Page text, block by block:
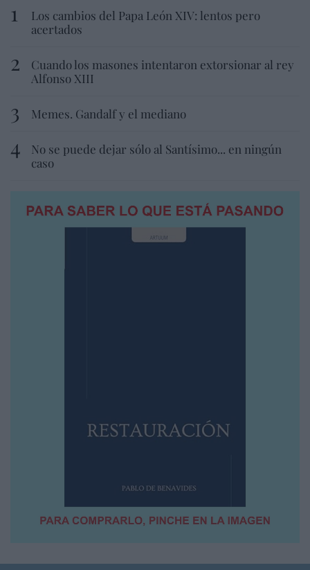
Los cambios del Papa León XIV: lentos pero
acertados
Cuando los masones intentaron extorsionar al rey
Alfonso XIII
Memes. Gandalf y el mediano
No se puede dejar sólo al Santísimo... en ningún
caso